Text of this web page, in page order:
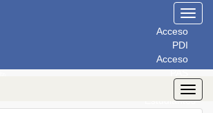
Acceso
PDI
Acceso
PAS
Acceso
Estudiantes